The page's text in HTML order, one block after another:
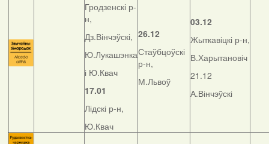
Гродзенскі р-
н,
Дз.Вінчэўскі,
Ю.Лукашэнка
і Ю.Квач
17.01
Лідскі р-н,
Ю.Квач
26.12
Стаўбцоўскі
р-н,
М.Львоў
03.12
Жыткавіцкі р-н,
В.Харытановіч
21.12
А.Вінчэўскі